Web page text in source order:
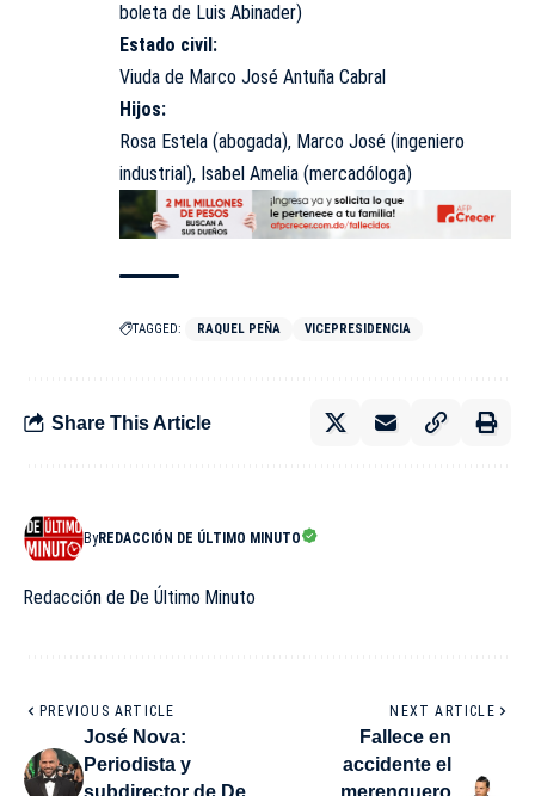
boleta de Luis Abinader)
Estado civil:
Viuda de Marco José Antuña Cabral
Hijos:
Rosa Estela (abogada), Marco José (ingeniero
industrial), Isabel Amelia (mercadóloga)
TAGGED: RAQUEL PEÑA VICEPRESIDENCIA
Share This Article
ByREDACCIÓN DE ÚLTIMO MINUTO
Redacción de De Último Minuto
PREVIOUS ARTICLE
José Nova:
Periodista y
subdirector de De
NEXT ARTICLE
Fallece en
accidente el
merenguero